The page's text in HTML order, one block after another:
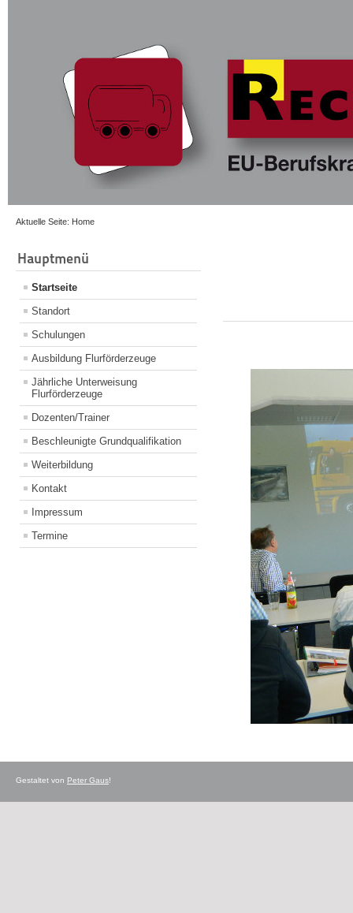
Aktuelle Seite: Home
Hauptmenü
Startseite
Standort
Schulungen
Ausbildung Flurförderzeuge
Jährliche Unterweisung
Flurförderzeuge
Dozenten/Trainer
Beschleunigte Grundqualifikation
Weiterbildung
Kontakt
Impressum
Termine
Gestaltet von Peter Gaus!